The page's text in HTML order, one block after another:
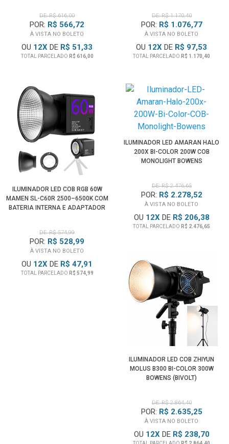
DE: R$ 616,00
POR: R$ 566,72
À VISTA NO BOLETO
OU 12X DE R$ 51,33
TOTAL PARCELADO R$ 616,00
DE: R$ 1.170,40
POR: R$ 1.076,77
À VISTA NO BOLETO
OU 12X DE R$ 97,53
TOTAL PARCELADO R$ 1.170,40
ILUMINADOR LED COB RGB 60W
MAMEN SL-C60R 2500–6500K COM
BATERIA INTERNA E ADAPTADOR
DE: R$ 574,99
POR: R$ 528,99
À VISTA NO BOLETO
OU 12X DE R$ 47,91
TOTAL PARCELADO R$ 574,99
ILUMINADOR LED AMARAN HALO
200X BI-COLOR 200W COB
MONOLIGHT BOWENS
DE: R$ 2.476,65
POR: R$ 2.278,52
À VISTA NO BOLETO
OU 12XDE R$ 206,38
TOTAL PARCELADO R$ 2.476,65
ILUMINADOR LED COB ZHIYUN
MOLUS B300 BI-COLOR 300W
BOWENS (BIVOLT)
DE: R$ 2.864,40
POR: R$ 2.635,25
À VISTA NO BOLETO
OU 12XDE R$ 238,70